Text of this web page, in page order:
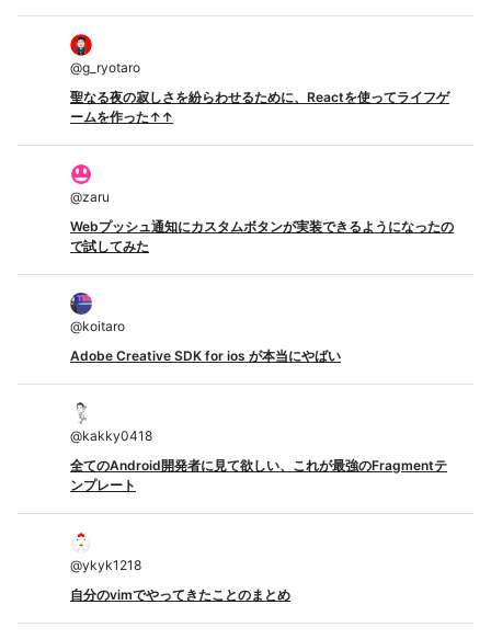
@g_ryotaro
聖なる夜の寂しさを紛らわせるために、Reactを使ってライフゲ
ームを作った↑↑
@zaru
Webプッシュ通知にカスタムボタンが実装できるようになったの
で試してみた
@koitaro
Adobe Creative SDK for ios が本当にやばい
@kakky0418
全てのAndroid開発者に見て欲しい、これが最強のFragmentテ
ンプレート
@ykyk1218
自分のvimでやってきたことのまとめ